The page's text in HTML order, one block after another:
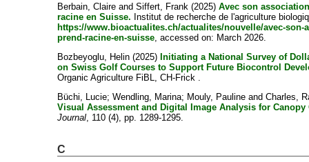
Berbain, Claire andSiffert, Frank (2025)Avec son
racine en Suisse. Institut de recherche de l'agriculture
https://www.bioactualites.ch/actualites/nouvelle/avec-
prend-racine-en-suisse , accessed on: March 2026.
Bozbeyoglu, Helin (2025)Initiating a National Survey of
on Swiss Golf Courses to Support Future Biocontrol
Organic Agriculture FiBL, CH-Frick .
Büchi, Lucie;Wendling, Marina; Mouly, Pauline andCharles,
Visual Assessment and Digital Image Analysis for
Journal , 110 (4), pp. 1289-1295.
C